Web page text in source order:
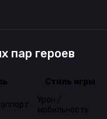
пар героев
Стиль игры
Урон /
мобильность